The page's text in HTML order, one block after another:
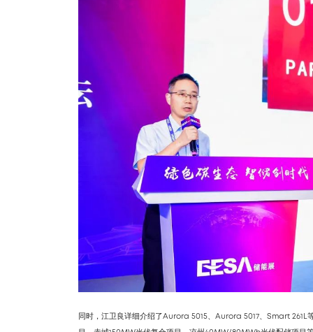
同时，江卫良详细介绍了Aurora 5015、Aurora 5017、Smart 261L